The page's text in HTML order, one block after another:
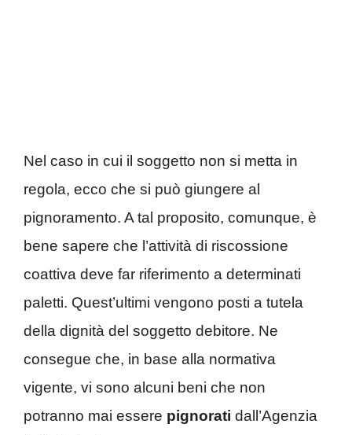
Nel caso in cui il soggetto non si metta in
regola, ecco che si può giungere al
pignoramento. A tal proposito, comunque, è
bene sapere che l’attività di riscossione
coattiva deve far riferimento a determinati
paletti. Quest’ultimi vengono posti a tutela
della dignità del soggetto debitore. Ne
consegue che, in base alla normativa
vigente, vi sono alcuni beni che non
potranno mai essere pignorati dall’Agenzia